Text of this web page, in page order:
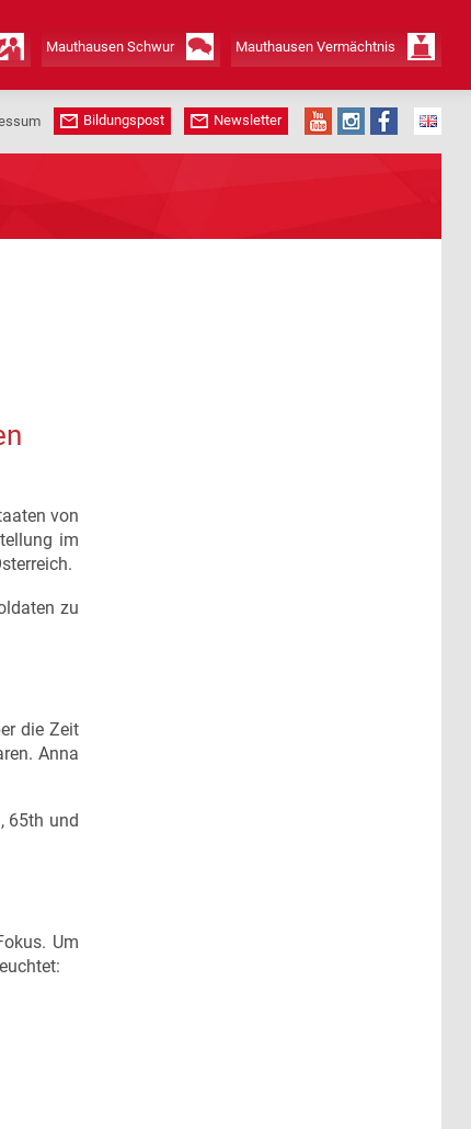
Mauthausen Schwur Mauthausen Vermächtnis
Bildungspost Newsletter
von
im
zu
die Zeit
Anna
65th und
Um